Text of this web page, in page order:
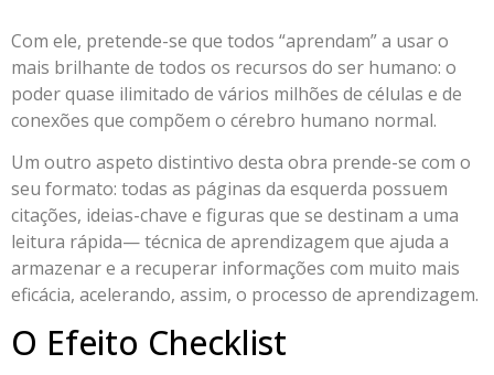
Com ele, pretende-se que todos “aprendam” a usar o
mais brilhante de todos os recursos do ser humano: o
poder quase ilimitado de vários milhões de células e de
conexões que compõem o cérebro humano normal.
Um outro aspeto distintivo desta obra prende-se com o
seu formato: todas as páginas da esquerda possuem
citações, ideias-chave e figuras que se destinam a uma
leitura rápida— técnica de aprendizagem que ajuda a
armazenar e a recuperar informações com muito mais
eficácia, acelerando, assim, o processo de aprendizagem.
O Efeito Checklist